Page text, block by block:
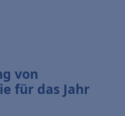
von
für das Jahr